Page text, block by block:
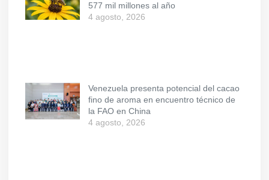
577 mil millones al año
4 agosto, 2026
Venezuela presenta potencial del cacao
fino de aroma en encuentro técnico de
la FAO en China
4 agosto, 2026